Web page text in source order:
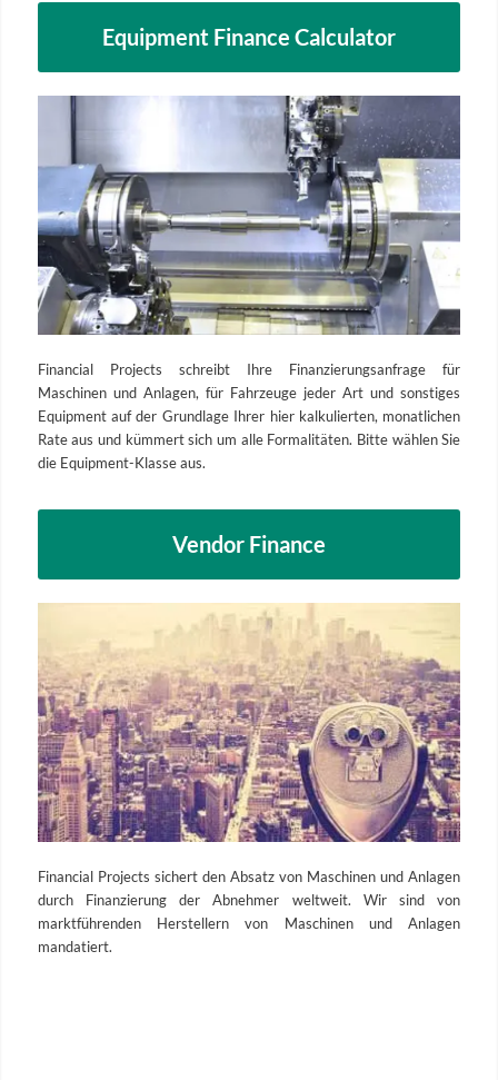
Equipment Finance Calculator
Financial Projects schreibt Ihre Finanzierungsanfrage für
Maschinen und Anlagen, für Fahrzeuge jeder Art und sonstiges
Equipment auf der Grundlage Ihrer hier kalkulierten, monatlichen
Rate aus und kümmert sich um alle Formalitäten. Bitte wählen Sie
die Equipment-Klasse aus.
Vendor Finance
Financial Projects sichert den Absatz von Maschinen und Anlagen
durch Finanzierung der Abnehmer weltweit. Wir sind von
marktführenden Herstellern von Maschinen und Anlagen
mandatiert.